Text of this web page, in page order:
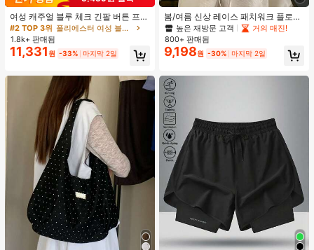
여성 캐주얼 블루 체크 긴팔 버튼 프론
트 폴리에스터 셔츠, 레귤러 핏, 봄 의
류, 편안한 스타일
#2 TOP 3위
폴리에스터 여성 블라우스
1.8k+ 판매됨
11,331 원 -33% 마지막 2일
봄/여름 신상 레이스 패치워크 플로럴
트림 소프트 니트 가디건 경량 재킷 탑
여성용, 코티지코어 옐로우
높은 재방문 고객
거의 매진!
800+ 판매됨
9,198원 -30% 마지막 2일